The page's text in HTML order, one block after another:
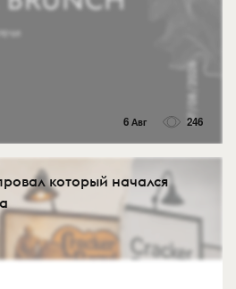
6 Авг 246
который начался